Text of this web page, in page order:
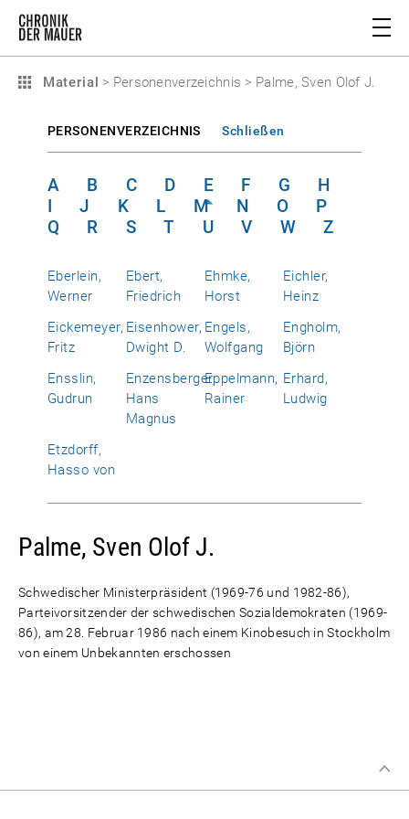
Material > Personenverzeichnis > Palme, Sven Olof J.
PERSONENVERZEICHNIS Schließen
A B C D E F G
H
I
J K L M N O
P
Q
R S T U V W Z
Eberlein,
Werner
Ebert,
Friedrich
Ehmke,
Horst
Eichler,
Heinz
Eickemeyer,
Fritz
Eisenhower,
Dwight D.
Engels,
Wolfgang
Engholm,
Björn
Ensslin,
Gudrun
Enzensberger,
Hans
Magnus
Eppelmann,
Rainer
Erhard,
Ludwig
Etzdorff,
Hasso von
Palme, Sven Olof J.
Schwedischer Ministerpräsident (1969-76 und 1982-86),
Parteivorsitzender der schwedischen Sozialdemokraten (1969-
86), am 28. Februar 1986 nach einem Kinobesuch in Stockholm
von einem Unbekannten erschossen